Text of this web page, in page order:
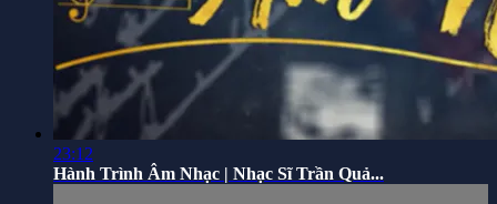
23:12
Hành Trình Âm Nhạc | Nhạc Sĩ Trần Quả...